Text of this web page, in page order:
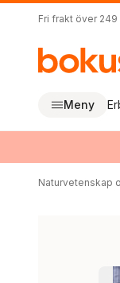
Fri frakt över 249
Meny
Naturvetenskap